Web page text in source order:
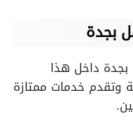
بجدة
داخل هذا
وتقدم خدمات ممتازة